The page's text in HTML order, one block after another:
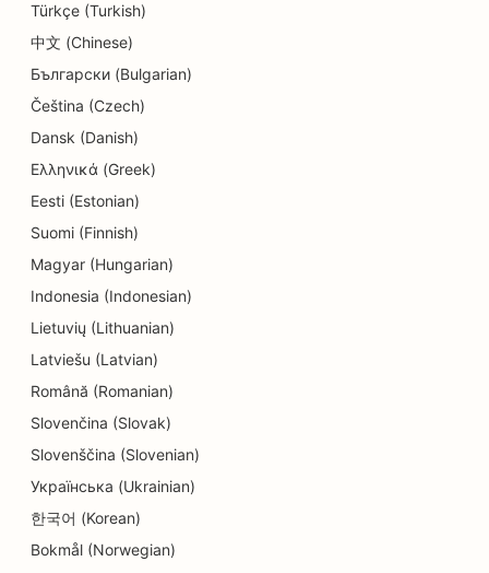
SEO para tiendas de donuts
SEO para Servicios de Educación y Atención a la
Infancia
SEO para electricistas
SEO para tiendas de electrónica
SEO para endodoncistas
SEO para entretenimiento y ocio
OE para restaurantes étnicos
SEO para Escape Rooms
SEO para restaurantes familiares
Türkçe (Turkish)
中文 (Chinese)
Български (Bulgarian)
Čeština (Czech)
Dansk (Danish)
Ελληνικά (Greek)
Eesti (Estonian)
Suomi (Finnish)
Magyar (Hungarian)
Indonesia (Indonesian)
Lietuvių (Lithuanian)
Latviešu (Latvian)
Română (Romanian)
Slovenčina (Slovak)
Slovenščina (Slovenian)
Українська (Ukrainian)
한국어 (Korean)
Bokmål (Norwegian)